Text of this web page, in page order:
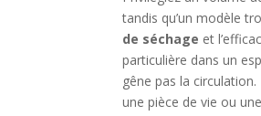
tandis qu’un modèle
de séchage et
particulière dans un
gêne pas la
une pièce de vie ou